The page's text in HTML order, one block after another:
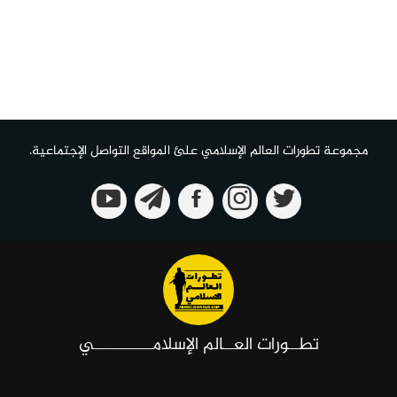
مجموعة تطورات العالم الإسلامي علئ المواقع التواصل الإجتماعية.
تطــورات العــالم الإسلامـــــــــــي